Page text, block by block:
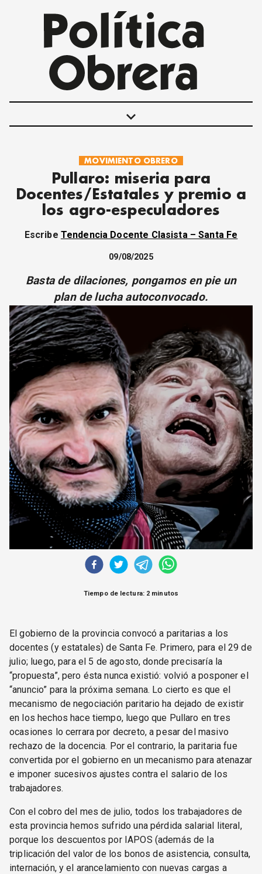
keyboard_arrow_down
POLÍTICAS
INTERNACIONALES
MOVIMIENTO OBRERO
MUJER
SOCIEDAD Y CULTURA
JUVENTUD
DEBATE
ARCHIVO
DECLARACIONES
OPINIÓN
ALTAMIRA RESPONDE
Política Obrera Revista
CONTACTO
MOVIMIENTO OBRERO
Pullaro: miseria para
Docentes/Estatales y premio a
los agro-especuladores
Escribe Tendencia Docente Clasista – Santa Fe
09/08/2025
Basta de dilaciones, pongamos en pie un
plan de lucha autoconvocado.
Tiempo de lectura: 2 minutos
El gobierno de la provincia convocó a paritarias a los
docentes (y estatales) de Santa Fe. Primero, para el 29 de
julio; luego, para el 5 de agosto, donde precisaría la
“propuesta”, pero ésta nunca existió: volvió a posponer el
“anuncio” para la próxima semana. Lo cierto es que el
mecanismo de negociación paritario ha dejado de existir
en los hechos hace tiempo, luego que Pullaro en tres
ocasiones lo cerrara por decreto, a pesar del masivo
rechazo de la docencia. Por el contrario, la paritaria fue
convertida por el gobierno en un mecanismo para atenazar
e imponer sucesivos ajustes contra el salario de los
trabajadores.
Con el cobro del mes de julio, todos los trabajadores de
esta provincia hemos sufrido una pérdida salarial literal,
porque los descuentos por IAPOS (además de la
triplicación del valor de los bonos de asistencia, consulta,
internación, y el arancelamiento con nuevas cargas a